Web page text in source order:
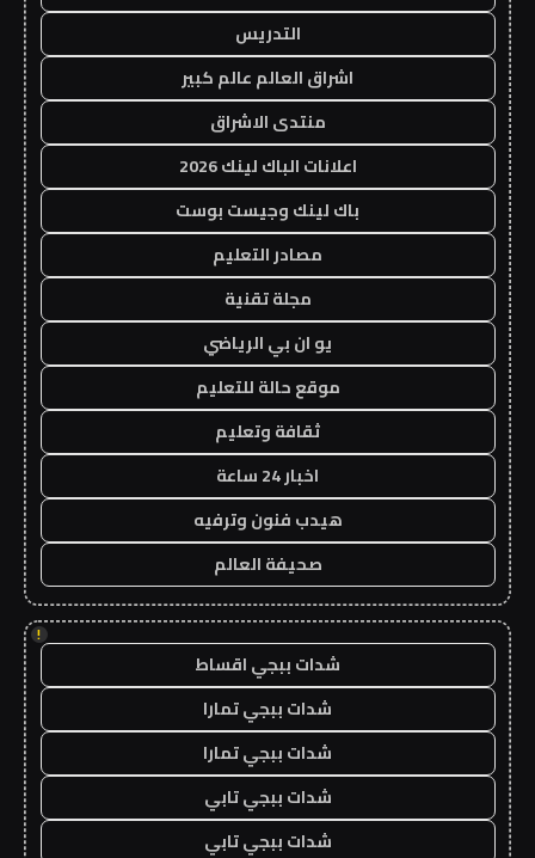
التدريس
اشراق العالم عالم كبير
منتدى الاشراق
اعلانات الباك لينك 2026
باك لينك وجيست بوست
مصادر التعليم
مجلة تقنية
يو ان بي الرياضي
موقع حالة للتعليم
ثقافة وتعليم
اخبار 24 ساعة
هيدب فنون وترفيه
صحيفة العالم
!
شدات ببجي اقساط
شدات ببجي تمارا
شدات ببجي تمارا
شدات ببجي تابي
شدات ببجي تابي